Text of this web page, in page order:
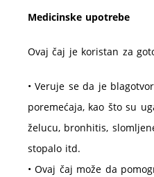
Medicinske upotrebe
Ovaj čaj je koristan za
• Veruje se da je
poremećaja, kao što su
želucu, bronhitis,
stopalo itd.
• Ovaj čaj može da